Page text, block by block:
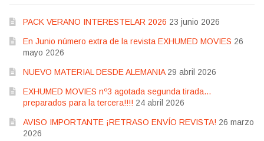
PACK VERANO INTERESTELAR 2026 23 junio 2026
En Junio número extra de la revista EXHUMED MOVIES 26
mayo 2026
NUEVO MATERIAL DESDE ALEMANIA 29 abril 2026
EXHUMED MOVIES nº3 agotada segunda tirada…
preparados para la tercera!!!! 24 abril 2026
AVISO IMPORTANTE ¡RETRASO ENVÍO REVISTA! 26 marzo
2026